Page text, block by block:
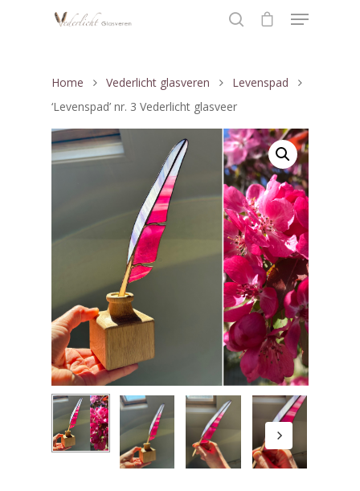
Hit enter to search or ESC to close
Home Vederlicht glasveren
Levenspad
‘Levenspad’ nr. 3 Vederlicht glasveer